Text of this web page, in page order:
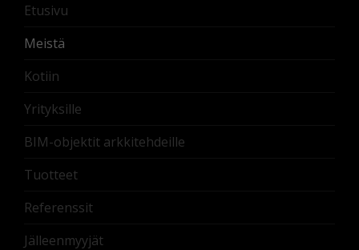
Etusivu
Meistä
Kotiin
Yrityksille
BIM-objektit arkkitehdeille
Tuotteet
Referenssit
Jälleenmyyjät